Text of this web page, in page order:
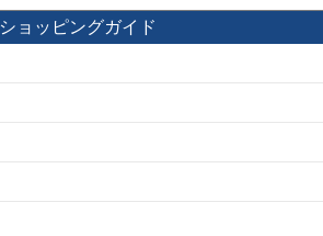
ショッピングガイド